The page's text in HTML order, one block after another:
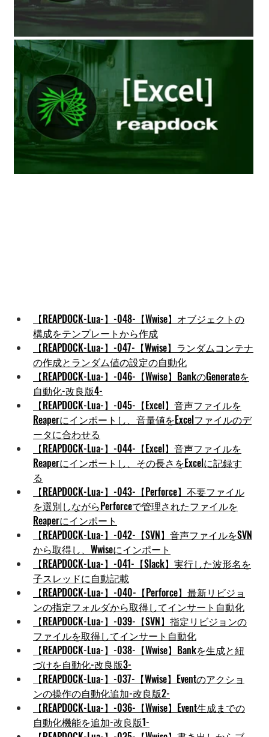
【REAPDOCK-Lua-】-048-【Wwise】オブジェクトの
構成をテンプレートから作成
【REAPDOCK-Lua-】-047-【Wwise】ランダムコンテナ
の作成とランダム値の設定の自動化
【REAPDOCK-Lua-】-046-【Wwise】BankのGenerateを
自動化-改良版4-
【REAPDOCK-Lua-】-045-【Excel】音声ファイルを
Reaperにインポートし、音量値をExcelファイルのデ
ータに合わせる
【REAPDOCK-Lua-】-044-【Excel】音声ファイルを
Reaperにインポートし、その長さをExcelに記録す
る
【REAPDOCK-Lua-】-043-【Perforce】不要ファイル
を選別しながらPerforceで管理されたファイルを
Reaperにインポート
【REAPDOCK-Lua-】-042-【SVN】音声ファイルをSVN
から取得し、Wwiseにインポート
【REAPDOCK-Lua-】-041-【Slack】実行した波形名を
子スレッドに自動記載
【REAPDOCK-Lua-】-040-【Perforce】最新リビジョ
ンの指定フォルダから取得してインサート自動化
【REAPDOCK-Lua-】-039-【SVN】指定リビジョンの
ファイルを取得してインサート自動化
【REAPDOCK-Lua-】-038-【Wwise】Bankを生成と紐
づけを自動化-改良版3-
【REAPDOCK-Lua-】-037-【Wwise】Eventのアクショ
ンの操作の自動化追加-改良版2-
【REAPDOCK-Lua-】-036-【Wwise】Event生成までの
自動化機能を追加-改良版1-